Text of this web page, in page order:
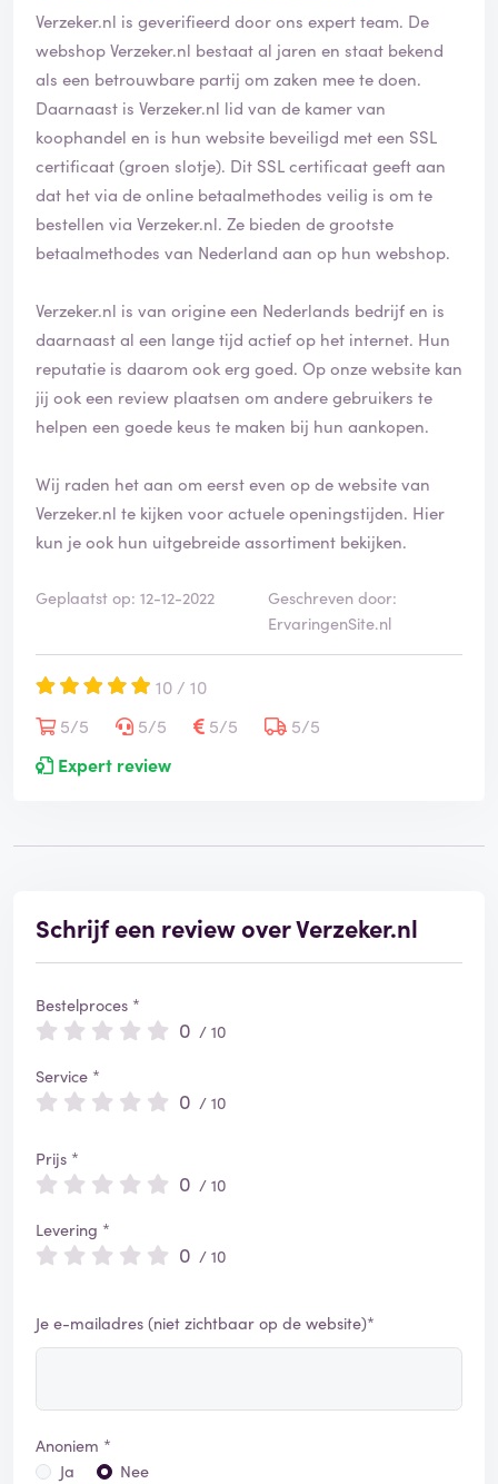
Verzeker.nl is geverifieerd door ons expert team. De
webshop Verzeker.nl bestaat al jaren en staat bekend
als een betrouwbare partij om zaken mee te doen.
Daarnaast is Verzeker.nl lid van de kamer van
koophandel en is hun website beveiligd met een SSL
certificaat (groen slotje). Dit SSL certificaat geeft aan
dat het via de online betaalmethodes veilig is om te
bestellen via Verzeker.nl. Ze bieden de grootste
betaalmethodes van Nederland aan op hun webshop.
Verzeker.nl is van origine een Nederlands bedrijf en is
daarnaast al een lange tijd actief op het internet. Hun
reputatie is daarom ook erg goed. Op onze website kan
jij ook een review plaatsen om andere gebruikers te
helpen een goede keus te maken bij hun aankopen.
Wij raden het aan om eerst even op de website van
Verzeker.nl te kijken voor actuele openingstijden. Hier
kun je ook hun uitgebreide assortiment bekijken.
Geplaatst op: 12-12-2022
Geschreven door:
ErvaringenSite.nl
10 / 10
5/5
5/5 5/5
5/5
Expert review
Schrijf een review over Verzeker.nl
Bestelproces *
0 / 10
Service *
0 / 10
Prijs *
0 / 10
Levering *
0 / 10
Je e-mailadres (niet zichtbaar op de website)*
Anoniem *
Ja
Nee